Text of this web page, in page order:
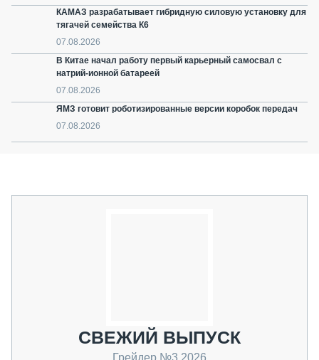
КАМАЗ разрабатывает гибридную силовую установку для
тягачей семейства К6
07.08.2026
В Китае начал работу первый карьерный самосвал с
натрий-ионной батареей
07.08.2026
ЯМЗ готовит роботизированные версии коробок передач
07.08.2026
СВЕЖИЙ ВЫПУСК